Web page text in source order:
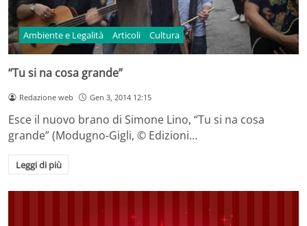
Ambiente e Legalità Articoli Cultura
“Tu si na cosa grande”
Redazione web Gen 3, 2014 12:15
Esce il nuovo brano di Simone Lino, “Tu si na cosa
grande” (Modugno-Gigli, © Edizioni…
Leggi di più